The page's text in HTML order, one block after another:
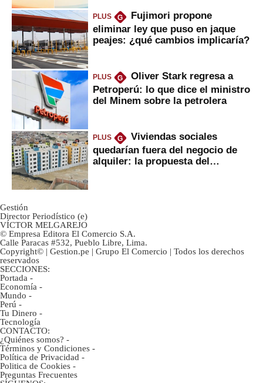
PLUS G
Fujimori propone
eliminar ley que puso en jaque
peajes: ¿qué cambios implicaría?
PLUS G
Oliver Stark regresa a
Petroperú: lo que dice el ministro
del Minem sobre la petrolera
PLUS G
Viviendas sociales
quedarían fuera del negocio de
alquiler: la propuesta del
Gestión
Director Periodístico (e)
VÍCTOR MELGAREJO
© Empresa Editora El Comercio S.A.
Calle Paracas #532, Pueblo Libre, Lima.
Copyright© | Gestion.pe | Grupo El Comercio | Todos los derechos
reservados
SECCIONES:
Portada -
Economía -
Mundo -
Perú -
Tu Dinero -
Tecnología
CONTACTO:
¿Quiénes somos? -
Términos y Condiciones -
Política de Privacidad -
Politica de Cookies -
Preguntas Frecuentes